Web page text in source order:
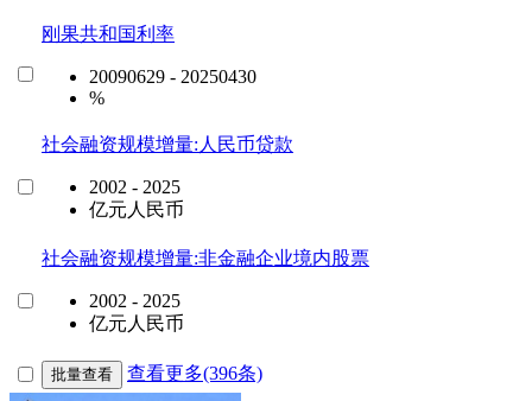
刚果共和国利率
20090629 - 20250430
%
社会融资规模增量:人民币贷款
2002 - 2025
亿元人民币
社会融资规模增量:非金融企业境内股票
2002 - 2025
亿元人民币
批量查看 查看更多(396条)